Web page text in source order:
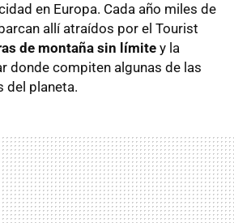
en Europa. Cada año miles de
allí atraídos por el Tourist
de montaña sin límite y la
donde compiten algunas de las
del planeta.